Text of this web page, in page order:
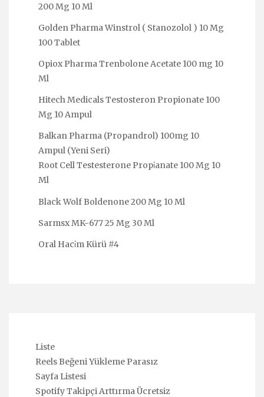
200 Mg 10 Ml
Golden Pharma Winstrol ( Stanozolol ) 10 Mg
100 Tablet
Opiox Pharma Trenbolone Acetate 100 mg 10
Ml
Hitech Medicals Testosteron Propionate 100
Mg 10 Ampul
Balkan Pharma (Propandrol) 100mg 10
Ampul (Yeni Seri)
Root Cell Testesterone Propi̇anate 100 Mg 10
Ml
Black Wolf Boldenone 200 Mg 10 Ml
Sarmsx MK-677 25 Mg 30 Ml
Oral Haci̇m Kürü #4
Liste
Reels Beğeni Yükleme Parasız
Sayfa Listesi
Spotify Takipçi Arttırma Ücretsiz